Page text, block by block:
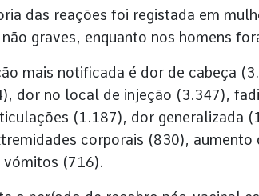
das reações foi registada em
graves, enquanto nos homens
mais notificada é dor de cabeça
dor no local de injeção (3.347),
(1.187), dor generalizada
corporais (830),
vómitos (716).